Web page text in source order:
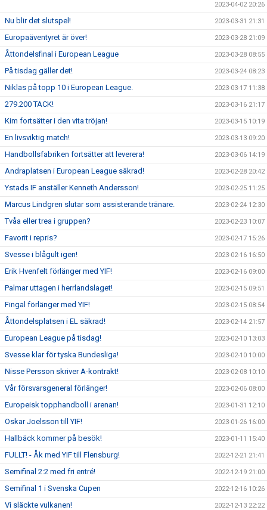
2023-04-02 20:26
Nu blir det slutspel! 2023-03-31 21:31
Europaäventyret är över! 2023-03-28 21:09
Åttondelsfinal i European League 2023-03-28 08:55
På tisdag gäller det! 2023-03-24 08:23
Niklas på topp 10 i European League. 2023-03-17 11:38
279.200 TACK! 2023-03-16 21:17
Kim fortsätter i den vita tröjan! 2023-03-15 10:19
En livsviktig match! 2023-03-13 09:20
Handbollsfabriken fortsätter att leverera! 2023-03-06 14:19
Andraplatsen i European League säkrad! 2023-02-28 20:42
Ystads IF anställer Kenneth Andersson! 2023-02-25 11:25
Marcus Lindgren slutar som assisterande tränare. 2023-02-24 12:30
Tvåa eller trea i gruppen? 2023-02-23 10:07
Favorit i repris? 2023-02-17 15:26
Svesse i blågult igen! 2023-02-16 16:50
Erik Hvenfelt förlänger med YIF! 2023-02-16 09:00
Palmar uttagen i herrlandslaget! 2023-02-15 09:51
Fingal förlänger med YIF! 2023-02-15 08:54
Åttondelsplatsen i EL säkrad! 2023-02-14 21:57
European League på tisdag! 2023-02-10 13:03
Svesse klar för tyska Bundesliga! 2023-02-10 10:00
Nisse Persson skriver A-kontrakt! 2023-02-08 10:10
Vår försvarsgeneral förlänger! 2023-02-06 08:00
Europeisk topphandboll i arenan! 2023-01-31 12:10
Oskar Joelsson till YIF! 2023-01-26 16:00
Hallbäck kommer på besök! 2023-01-11 15:40
FULLT! - Åk med YIF till Flensburg! 2022-12-21 21:41
Semifinal 2:2 med fri entré! 2022-12-19 21:00
Semifinal 1 i Svenska Cupen 2022-12-16 10:26
Vi släckte vulkanen! 2022-12-13 22:22